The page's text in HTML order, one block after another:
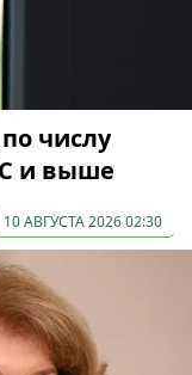
числу
и выше
10 АВГУСТА 2026 02:30